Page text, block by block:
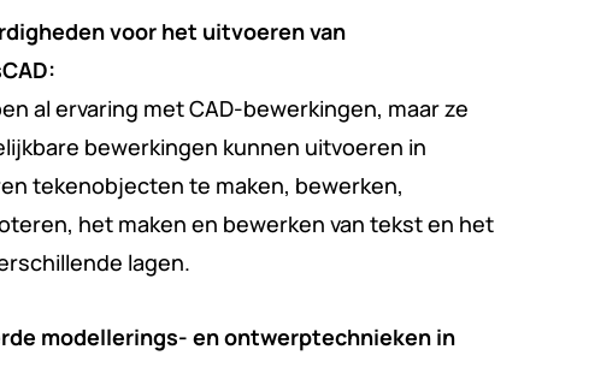
voor het uitvoeren van
al ervaring met CAD-bewerkingen, maar ze
bewerkingen kunnen uitvoeren in
tekenobjecten te maken, bewerken,
het maken en bewerken van tekst en het
lagen.
modellerings- en ontwerptechnieken in